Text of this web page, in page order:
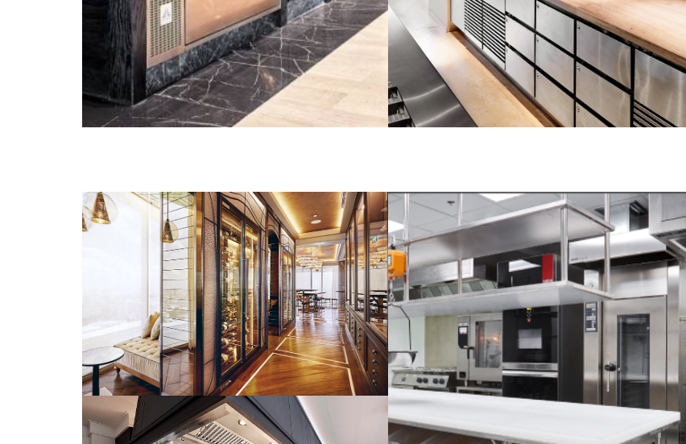
WALDORF ASTORIA BANGKOK | AUGUST
2018
WALDORF ASTORIA BANGKOK | AUGUST
2018
FOUR SEASONS HOTEL | DECEMBER 2019